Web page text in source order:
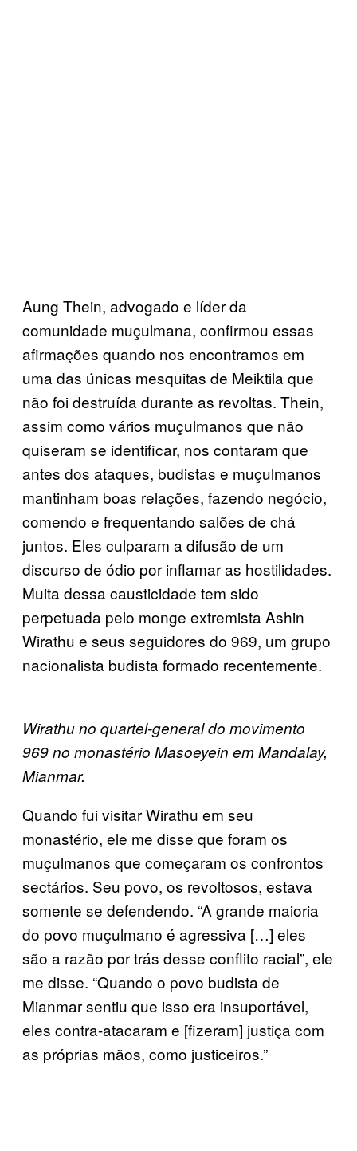
Aung Thein, advogado e líder da
comunidade muçulmana, confirmou essas
afirmações quando nos encontramos em
uma das únicas mesquitas de Meiktila que
não foi destruída durante as revoltas. Thein,
assim como vários muçulmanos que não
quiseram se identificar, nos contaram que
antes dos ataques, budistas e muçulmanos
mantinham boas relações, fazendo negócio,
comendo e frequentando salões de chá
juntos. Eles culparam a difusão de um
discurso de ódio por inflamar as hostilidades.
Muita dessa causticidade tem sido
perpetuada pelo monge extremista Ashin
Wirathu e seus seguidores do 969, um grupo
nacionalista budista formado recentemente.
Wirathu no quartel-general do movimento
969 no monastério Masoeyein em Mandalay,
Mianmar.
Quando fui visitar Wirathu em seu
monastério, ele me disse que foram os
muçulmanos que começaram os confrontos
sectários. Seu povo, os revoltosos, estava
somente se defendendo. “A grande maioria
do povo muçulmano é agressiva […] eles
são a razão por trás desse conflito racial”, ele
me disse. “Quando o povo budista de
Mianmar sentiu que isso era insuportável,
eles contra-atacaram e [fizeram] justiça com
as próprias mãos, como justiceiros.”